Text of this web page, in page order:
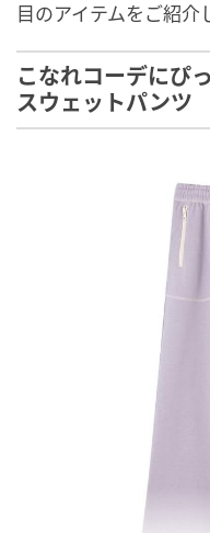
目のアイテムをご紹介
こなれコーデにぴ
スウェットパンツ